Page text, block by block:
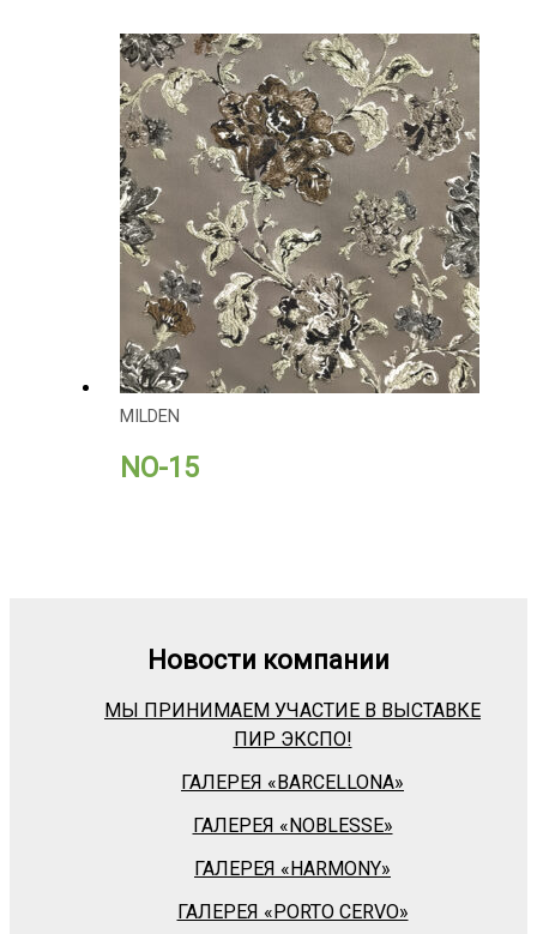
MILDEN
NO-15
Новости компании
МЫ ПРИНИМАЕМ УЧАСТИЕ В ВЫСТАВКЕ
ПИР ЭКСПО!
ГАЛЕРЕЯ «BARСELLONA»
ГАЛЕРЕЯ «NOBLESSE»
ГАЛЕРЕЯ «HARMONY»
ГАЛЕРЕЯ «PORTO CERVO»